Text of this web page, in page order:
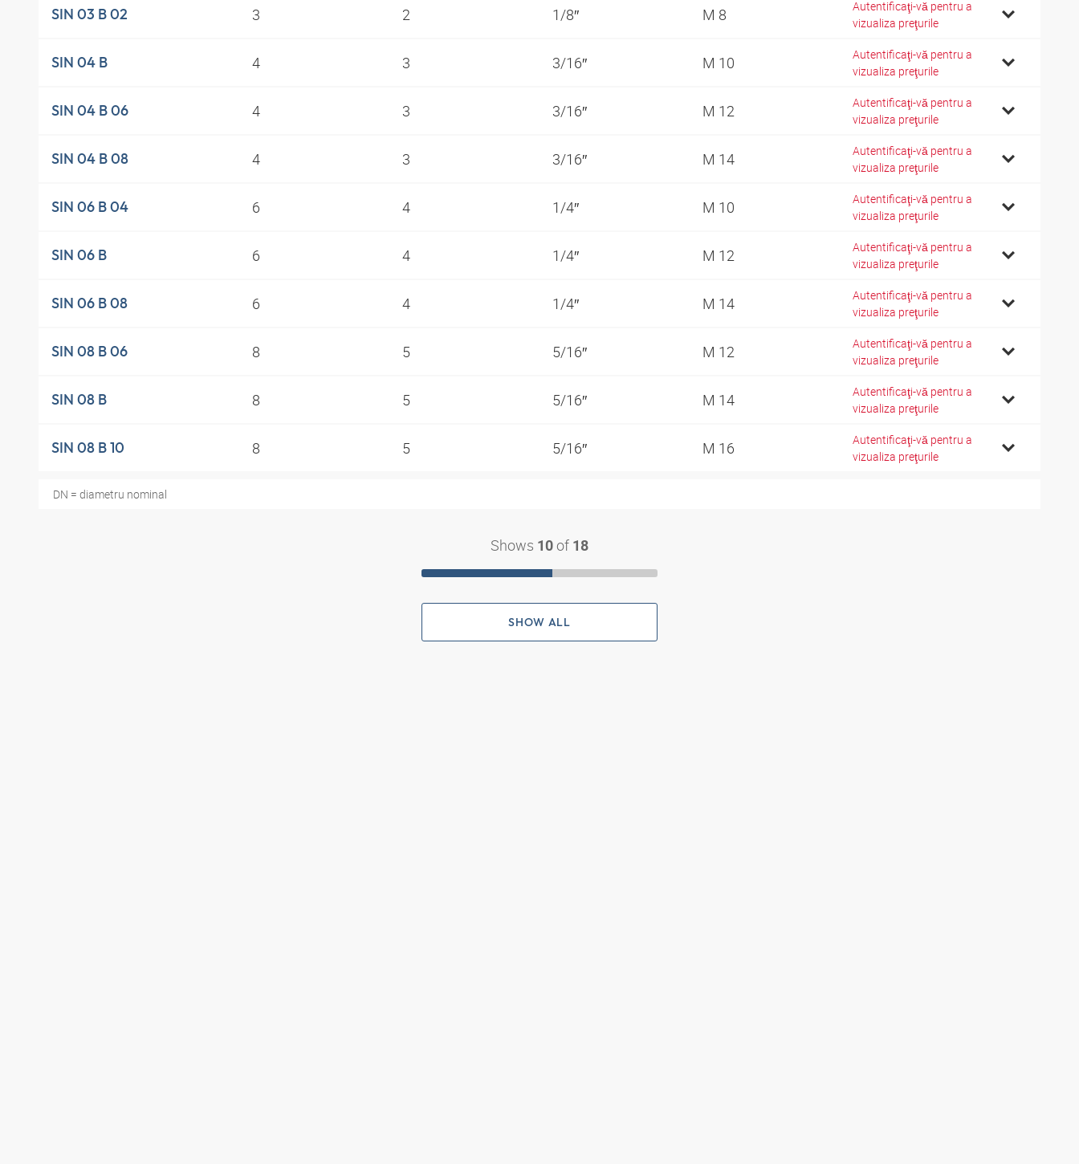
SIN 03 B 02 3 2 1/8″ M 8
Autentificaţi-vă pentru a
vizualiza preţurile
SIN 04 B 4 3 3/16″ M 10
Autentificaţi-vă pentru a
vizualiza preţurile
SIN 04 B 06 4 3 3/16″ M 12
Autentificaţi-vă pentru a
vizualiza preţurile
SIN 04 B 08 4 3 3/16″ M 14
Autentificaţi-vă pentru a
vizualiza preţurile
SIN 06 B 04 6 4 1/4″ M 10
Autentificaţi-vă pentru a
vizualiza preţurile
SIN 06 B 6 4 1/4″ M 12
Autentificaţi-vă pentru a
vizualiza preţurile
SIN 06 B 08 6 4 1/4″ M 14
Autentificaţi-vă pentru a
vizualiza preţurile
SIN 08 B 06 8 5 5/16″ M 12
Autentificaţi-vă pentru a
vizualiza preţurile
SIN 08 B 8 5 5/16″ M 14
Autentificaţi-vă pentru a
vizualiza preţurile
SIN 08 B 10 8 5 5/16″ M 16
Autentificaţi-vă pentru a
vizualiza preţurile
DN = diametru nominal
Shows 10 of 18
SHOW ALL